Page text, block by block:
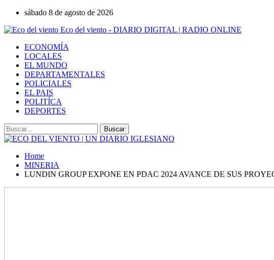
sábado 8 de agosto de 2026
Eco del viento - DIARIO DIGITAL | RADIO ONLINE
ECONOMÍA
LOCALES
EL MUNDO
DEPARTAMENTALES
POLICIALES
EL PAIS
POLITÍCA
DEPORTES
Home
MINERIA
LUNDIN GROUP EXPONE EN PDAC 2024 AVANCE DE SUS